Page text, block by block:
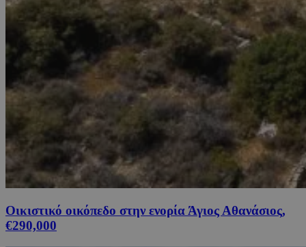
Οικιστικό οικόπεδο στην ενορία Άγιος Αθανάσιος,
€290,000